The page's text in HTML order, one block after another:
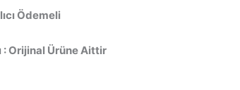
Ödemeli
: Orijinal Ürüne Aittir